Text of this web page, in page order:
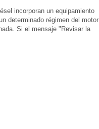
incorporan un equipamiento
determinado régimen del motor
Si el mensaje "Revisar la